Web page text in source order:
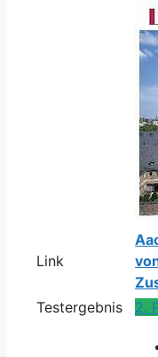
Link
Testergebnis
2.